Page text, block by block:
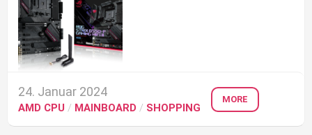
24. Januar 2024
AMD CPU / MAINBOARD / SHOPPING
MORE